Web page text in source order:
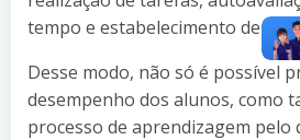
tempo e estabelecimento de
Desse modo, não só é possível
desempenho dos alunos, como
processo de aprendizagem pelo